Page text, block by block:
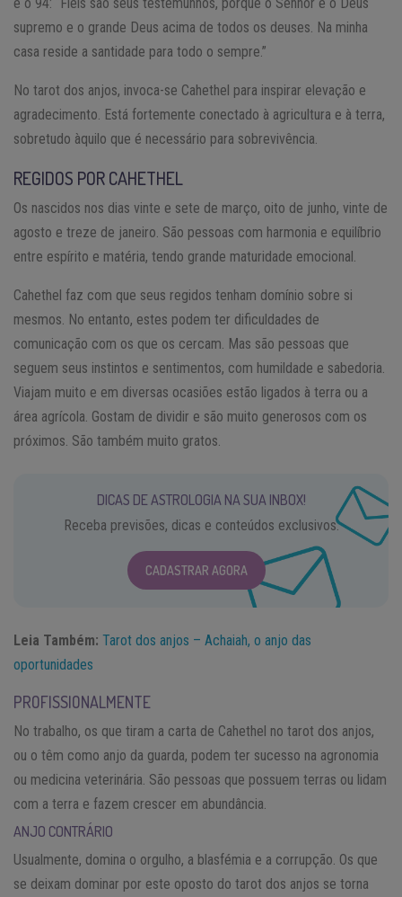
supremo e o grande Deus acima de todos os deuses. Na minha
casa reside a santidade para todo o sempre.”
No tarot dos anjos, invoca-se Cahethel para inspirar elevação e
agradecimento. Está fortemente conectado à agricultura e à terra,
sobretudo àquilo que é necessário para sobrevivência.
REGIDOS POR CAHETHEL
Os nascidos nos dias vinte e sete de março, oito de junho, vinte de
agosto e treze de janeiro. São pessoas com harmonia e equilíbrio
entre espírito e matéria, tendo grande maturidade emocional.
Cahethel faz com que seus regidos tenham domínio sobre si
mesmos. No entanto, estes podem ter dificuldades de
comunicação com os que os cercam. Mas são pessoas que
seguem seus instintos e sentimentos, com humildade e sabedoria.
Viajam muito e em diversas ocasiões estão ligados à terra ou a
área agrícola. Gostam de dividir e são muito generosos com os
próximos. São também muito gratos.
DICAS DE ASTROLOGIA NA SUA INBOX!
Receba previsões, dicas e conteúdos exclusivos.
CADASTRAR AGORA
Leia Também: Tarot dos anjos – Achaiah, o anjo das
oportunidades
PROFISSIONALMENTE
No trabalho, os que tiram a carta de Cahethel no tarot dos anjos,
ou o têm como anjo da guarda, podem ter sucesso na agronomia
ou medicina veterinária. São pessoas que possuem terras ou lidam
com a terra e fazem crescer em abundância.
ANJO CONTRÁRIO
Usualmente, domina o orgulho, a blasfémia e a corrupção. Os que
se deixam dominar por este oposto do tarot dos anjos se torna